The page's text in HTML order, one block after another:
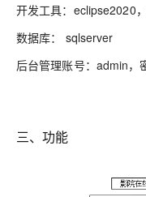
开发工具：eclipse2020
数据库： sqlserver
后台管理账号：admin，
三、功能